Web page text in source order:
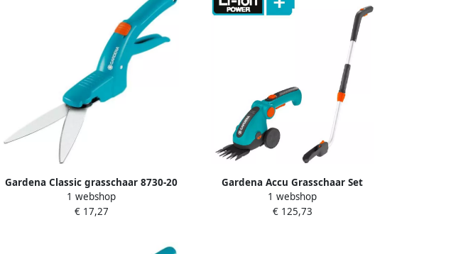
Gardena Classic grasschaar 8730-20
1 webshop
€ 17,27
Gardena Accu Grasschaar Set
ComfortCut Li + steel wielen 09889-20
1 webshop
€ 125,73